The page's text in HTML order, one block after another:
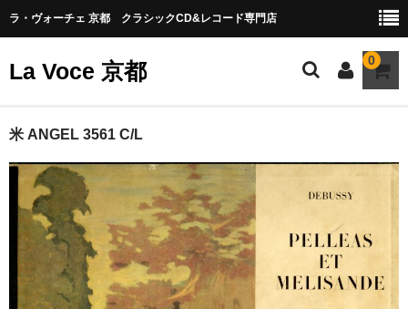
ラ・ヴォーチェ 京都 クラシックCD&レコード専門店
La Voce 京都 0
CATALOG LP
New arrival
交響曲・管弦楽曲
協奏曲
室内楽曲
米 ANGEL 3561 C/L